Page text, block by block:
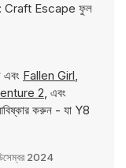
Craft Escape ফুল
এবং Fallen Girl,
2, এবং
করুন - যা Y8
2024